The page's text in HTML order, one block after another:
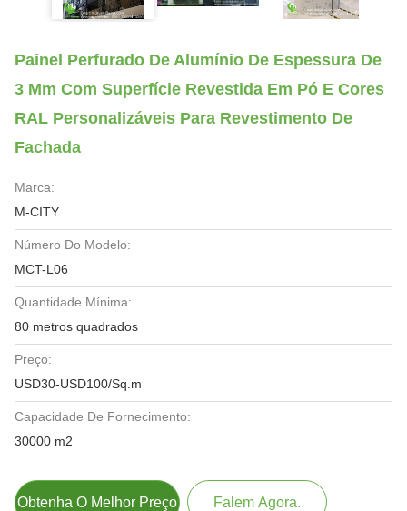
Painel Perfurado De Alumínio De Espessura De
3 Mm Com Superfície Revestida Em Pó E Cores
RAL Personalizáveis Para Revestimento De
Fachada
Marca:
M-CITY
Número Do Modelo:
MCT-L06
Quantidade Mínima:
80 metros quadrados
Preço:
USD30-USD100/Sq.m
Capacidade De Fornecimento:
30000 m2
Obtenha O Melhor Preço Falem Agora.